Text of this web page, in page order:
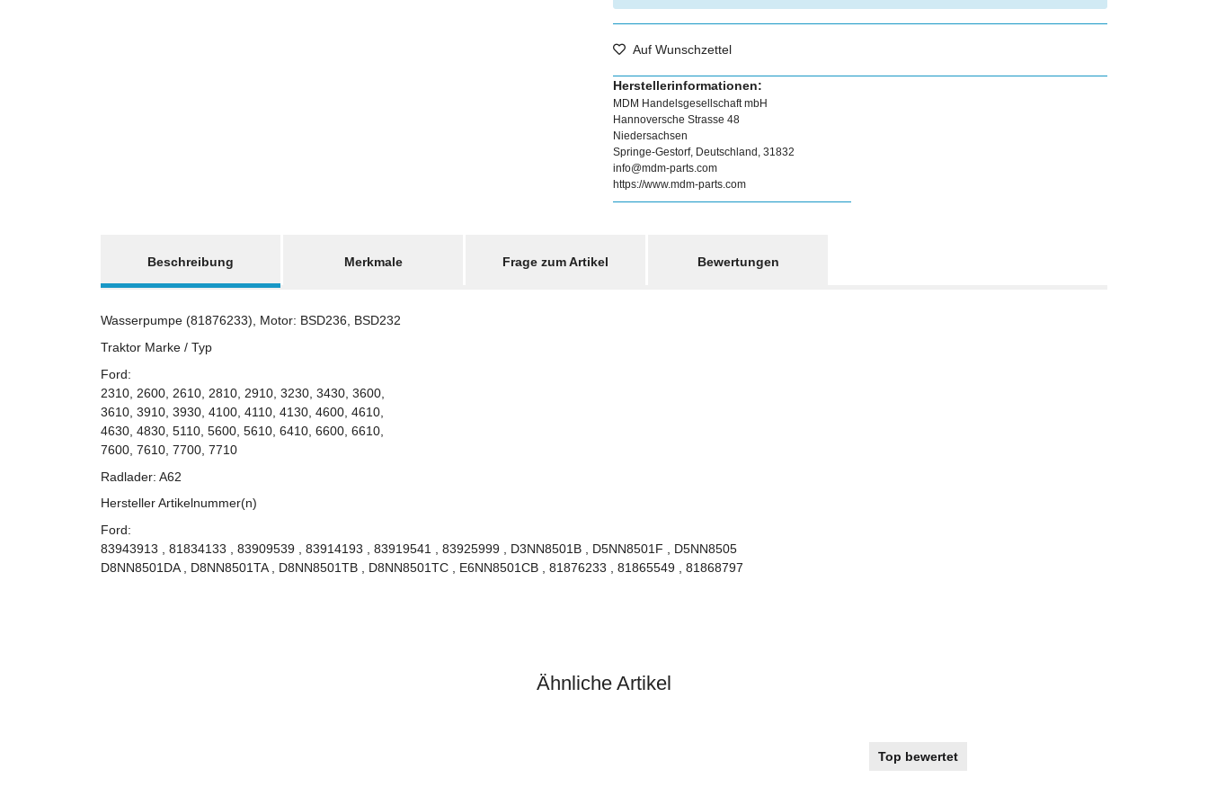
Auf Wunschzettel
Herstellerinformationen:
MDM Handelsgesellschaft mbH
Hannoversche Strasse 48
Niedersachsen
Springe-Gestorf, Deutschland, 31832
info@mdm-parts.com
https://www.mdm-parts.com
Beschreibung
Merkmale Frage zum Artikel Bewertungen
Wasserpumpe (81876233), Motor: BSD236, BSD232
Traktor Marke / Typ
Ford:
2310, 2600, 2610, 2810, 2910, 3230, 3430, 3600,
3610, 3910, 3930, 4100, 4110, 4130, 4600, 4610,
4630, 4830, 5110, 5600, 5610, 6410, 6600, 6610,
7600, 7610, 7700, 7710
Radlader: A62
Hersteller Artikelnummer(n)
Ford:
83943913 , 81834133 , 83909539 , 83914193 , 83919541 , 83925999 , D3NN8501B , D5NN8501F , D5NN8505
D8NN8501DA , D8NN8501TA , D8NN8501TB , D8NN8501TC , E6NN8501CB , 81876233 , 81865549 , 81868797
Ähnliche Artikel
Top bewertet